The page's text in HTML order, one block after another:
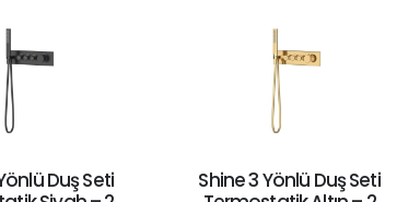
Duş Seti
Shine 3 Yönlü Duş Seti